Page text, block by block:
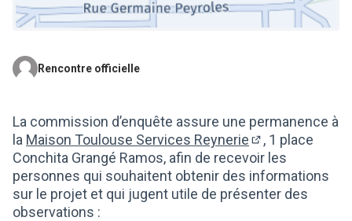
(Lien externe)
Rencontre officielle
La commission d’enquête assure une permanence à
la Maison Toulouse Services Reynerie
(Lien externe)
, 1 place
Conchita Grangé Ramos, afin de recevoir les
personnes qui souhaitent obtenir des informations
sur le projet et qui jugent utile de présenter des
observations :